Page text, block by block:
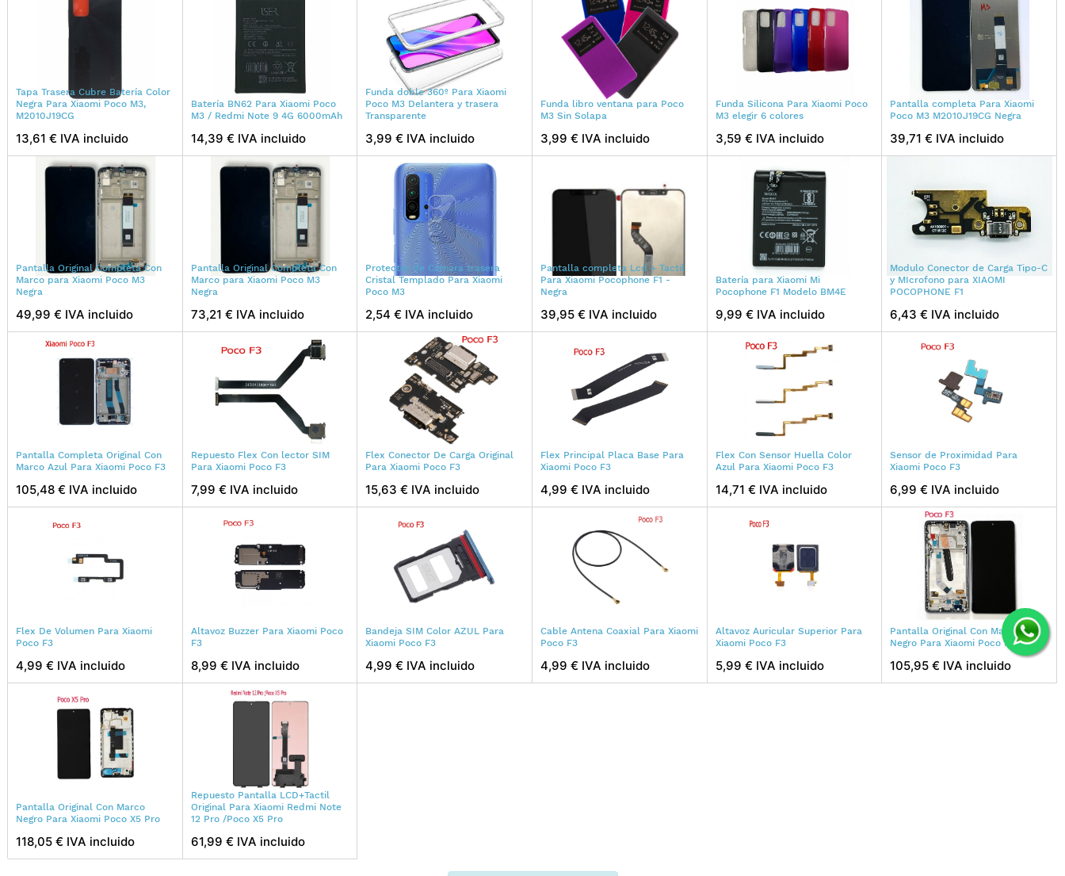
Tapa Trasera Cubre Batería Color
Negra Para Xiaomi Poco M3,
M2010J19CG
13,61 € IVA incluido
Batería BN62 Para Xiaomi Poco
M3 / Redmi Note 9 4G 6000mAh
14,39 € IVA incluido
Funda doble 360º Para Xiaomi
Poco M3 Delantera y trasera
Transparente
3,99 € IVA incluido
Funda libro ventana para Poco
M3 Sin Solapa
3,99 € IVA incluido
Funda Silicona Para Xiaomi Poco
M3 elegir 6 colores
3,59 € IVA incluido
Pantalla completa Para Xiaomi
Poco M3 M2010J19CG Negra
39,71 € IVA incluido
Pantalla Original Completa Con
Marco para Xiaomi Poco M3
Negra
49,99 € IVA incluido
Pantalla Original Completa Con
Marco para Xiaomi Poco M3
Negra
73,21 € IVA incluido
Protector de Cámara trasera
Cristal Templado Para Xiaomi
Poco M3
2,54 € IVA incluido
Pantalla completa Lcd + Tactil
Para Xiaomi Pocophone F1 -
Negra
39,95 € IVA incluido
Batería para Xiaomi Mi
Pocophone F1 Modelo BM4E
9,99 € IVA incluido
Modulo Conector de Carga Tipo-C
y MIcrofono para XIAOMI
POCOPHONE F1
6,43 € IVA incluido
Pantalla Completa Original Con
Marco Azul Para Xiaomi Poco F3
105,48 € IVA incluido
Repuesto Flex Con lector SIM
Para Xiaomi Poco F3
7,99 € IVA incluido
Flex Conector De Carga Original
Para Xiaomi Poco F3
15,63 € IVA incluido
Flex Principal Placa Base Para
Xiaomi Poco F3
4,99 € IVA incluido
Flex Con Sensor Huella Color
Azul Para Xiaomi Poco F3
14,71 € IVA incluido
Sensor de Proximidad Para
Xiaomi Poco F3
6,99 € IVA incluido
Flex De Volumen Para Xiaomi
Poco F3
4,99 € IVA incluido
Altavoz Buzzer Para Xiaomi Poco
F3
8,99 € IVA incluido
Bandeja SIM Color AZUL Para
Xiaomi Poco F3
4,99 € IVA incluido
Cable Antena Coaxial Para Xiaomi
Poco F3
4,99 € IVA incluido
Altavoz Auricular Superior Para
Xiaomi Poco F3
5,99 € IVA incluido
Pantalla Original Con Marco
Negro Para Xiaomi Poco F3
105,95 € IVA incluido
Pantalla Original Con Marco
Negro Para Xiaomi Poco X5 Pro
118,05 € IVA incluido
Repuesto Pantalla LCD+Tactil
Original Para Xiaomi Redmi Note
12 Pro /Poco X5 Pro
61,99 € IVA incluido